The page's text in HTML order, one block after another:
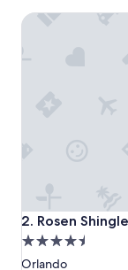
2. Rosen
Rosen Shingle
Propiedad
de
Orlando
Rosen Shingle